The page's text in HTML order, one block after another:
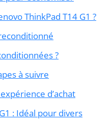
ThinkPad T14 G1 ?
?
à suivre
d’achat
: Idéal pour divers